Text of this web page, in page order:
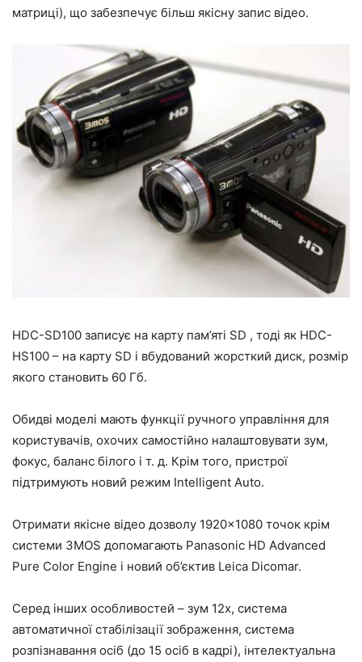
матриці), що забезпечує більш якісну запис відео.
HDC-SD100 записує на карту пам’яті SD , тоді як HDC-
HS100 – на карту SD і вбудований жорсткий диск, розмір
якого становить 60 Гб.
Обидві моделі мають функції ручного управління для
користувачів, охочих самостійно налаштовувати зум,
фокус, баланс білого і т. д. Крім того, пристрої
підтримують новий режим Intelligent Auto.
Отримати якісне відео дозволу 1920×1080 точок крім
системи 3MOS допомагають Panasonic HD Advanced
Pure Color Engine і новий об’єктив Leica Dicomar.
Серед інших особливостей – зум 12х, система
автоматичної стабілізації зображення, система
розпізнавання осіб (до 15 осіб в кадрі), інтелектуальна